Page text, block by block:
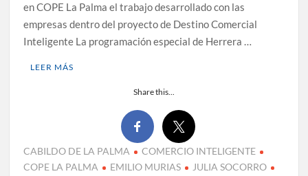
en COPE La Palma el trabajo desarrollado con las
empresas dentro del proyecto de Destino Comercial
Inteligente La programación especial de Herrera …
LEER MÁS
Share this...
CABILDO DE LA PALMA
COMERCIO INTELIGENTE
COPE LA PALMA
EMILIO MURIAS
JULIA SOCORRO